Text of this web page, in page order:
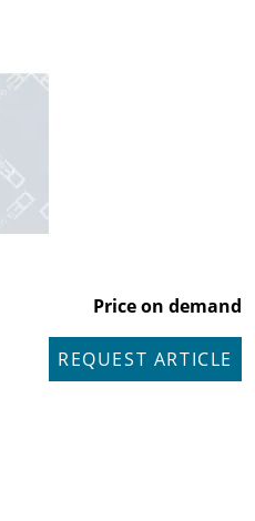
Price on demand
REQUEST ARTICLE